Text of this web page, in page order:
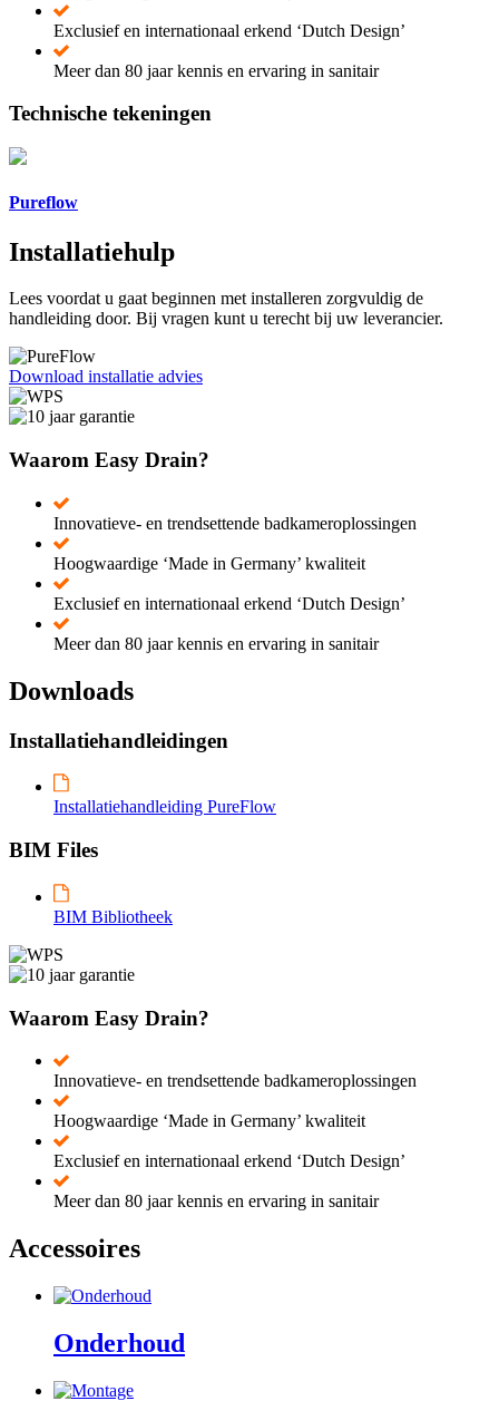
Exclusief en internationaal erkend ‘Dutch Design’
Meer dan 80 jaar kennis en ervaring in sanitair
Technische tekeningen
Pureflow
Installatiehulp
Lees voordat u gaat beginnen met installeren zorgvuldig de
handleiding door. Bij vragen kunt u terecht bij uw leverancier.
Download installatie advies
Waarom Easy Drain?
Innovatieve- en trendsettende badkameroplossingen
Hoogwaardige ‘Made in Germany’ kwaliteit
Exclusief en internationaal erkend ‘Dutch Design’
Meer dan 80 jaar kennis en ervaring in sanitair
Downloads
Installatiehandleidingen
Installatiehandleiding PureFlow
BIM Files
BIM Bibliotheek
Waarom Easy Drain?
Innovatieve- en trendsettende badkameroplossingen
Hoogwaardige ‘Made in Germany’ kwaliteit
Exclusief en internationaal erkend ‘Dutch Design’
Meer dan 80 jaar kennis en ervaring in sanitair
Accessoires
Onderhoud